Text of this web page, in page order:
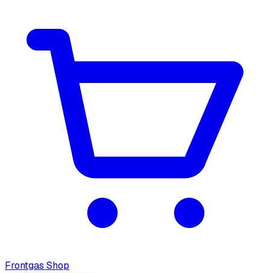
Frontgas Shop